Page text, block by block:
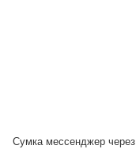
Сумка мессенджер через